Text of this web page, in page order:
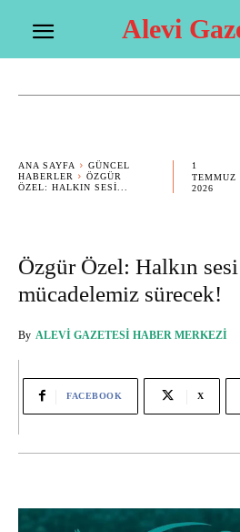
Alevi
ANA SAYFA
GÜNCEL
HABERLER
ÖZGÜR
ÖZEL: HALKIN SESI...
1
TEMMUZ
2026
Özgür Özel: Halkın
mücadelemiz sürecek!
By ALEVI GAZETESI HABER MERKEZI
FACEBOOK X